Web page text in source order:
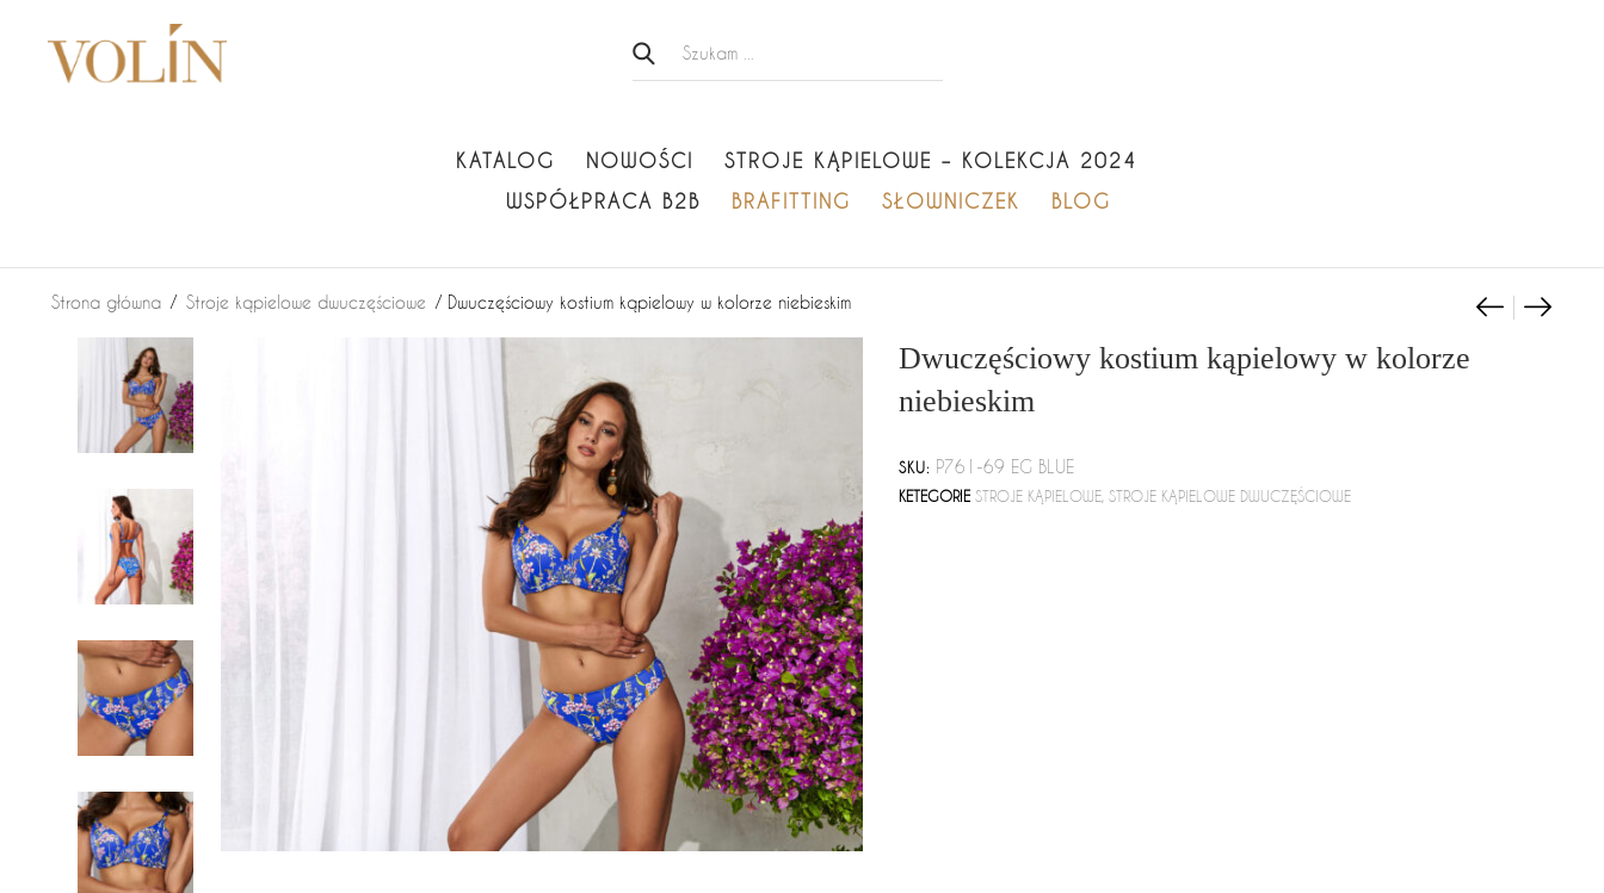
KATALOG NOWOŚCI
STROJE KĄPIELOWE – KOLEKCJA 2024
WSPÓŁPRACA B2B
BRAFITTING SŁOWNICZEK BLOG
Strona główna / Stroje kąpielowe dwuczęściowe / Dwuczęściowy kostium kąpielowy w kolorze niebieskim Figi
Dwuczęściowy kostium kąpielowy w kolorze
niebieskim
SKU: P761-69 EG BLUE
KETEGORIE STROJE KĄPIELOWE,STROJE KĄPIELOWE DWUCZĘŚCIOWE